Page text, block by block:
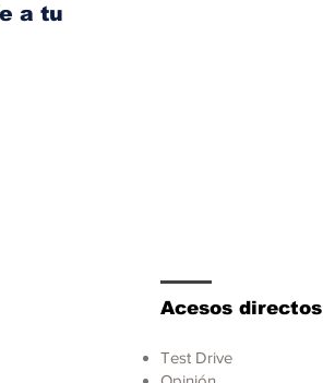
a tu
Acesos directos
Test Drive